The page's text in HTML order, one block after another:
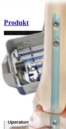
Produkt
Wie können
Veranstaltungen,
ansehen
Unseren Newsletter
Besuchen Sie uns
Operationsverfahren